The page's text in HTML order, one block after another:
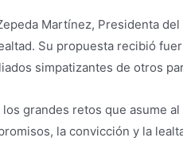
Martínez, Presidenta
Su propuesta recibió
simpatizantes de otros
grandes retos que asume
la convicción y la